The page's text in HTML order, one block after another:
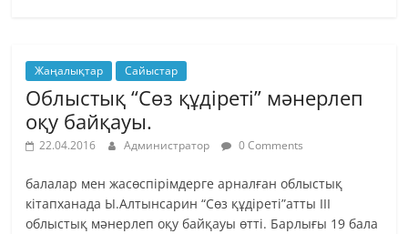
Жаңалықтар Сайыстар
Облыстық “Сөз құдіреті” мәнерлеп
оқу байқауы.
22.04.2016 Администратор 0 Comments
балалар мен жасөспірімдерге арналған облыстық
кітапханада Ы.Алтынсарин “Сөз құдіреті”атты III
облыстық мәнерлеп оқу байқауы өтті. Барлығы 19 бала